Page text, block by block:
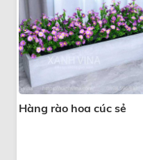
Hàng rào hoa cúc sẻ